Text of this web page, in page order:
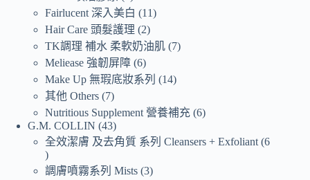
Fairlucent 深入美白
11
Hair Care 頭髮護理
2
TK調理 補水 柔軟奶油肌 7
Meliease 強韌屏障 6
Make Up 無瑕底妝系列
14
其他 Others 7
Nutritious Supplement 營養補充 6
G.M. COLLIN 43
全效潔膚 及去角質 系列 Cleansers + Exfoliant 6
調膚噴霧系列 Mists 3